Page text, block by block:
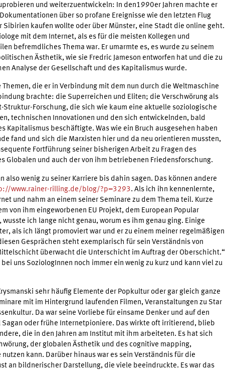
und weiterzuentwickeln: In den1990er Jahren machte er
über so profane Ereignisse wie den letzten Flug
Sibirien kaufen wollte oder über Münster, eine Stadt die online geht.
mit dem Internet, als es für die meisten Kollegen und
befremdliches Thema war. Er umarmte es, es wurde zu seinem
Ästhetik, wie sie Fredric Jameson entworfen hat und die zu
Analyse der Gesellschaft und des Kapitalismus wurde.
Themen, die er in Verbindung mit dem nun durch die Weltmaschine
brachte: die Superreichen und Eliten; die Verschwörung als
Forschung, die sich wie kaum eine aktuelle soziologische
technischen Innovationen und den sich entwickelnden, bald
Kapitalismus beschäftigte. Was wie ein Bruch ausgesehen haben
fand und sich die Marxisten hier und da neu orientieren mussten,
Fortführung seiner bisherigen Arbeit zu Fragen des
Globalen und auch der von ihm betriebenen Friedensforschung.
also wenig zu seiner Karriere bis dahin sagen. Das können andere
www.rainer-rilling.de/blog/?p=3293. Als ich ihn kennenlernte,
und nahm an einem seiner Seminare zu dem Thema teil. Kurze
von ihm eingeworbenen EU Projekt, dem European Popular
ich lange nicht genau, worum es ihm genau ging. Einige
als ich längt promoviert war und er zu einem meiner regelmäßigen
Gesprächen steht exemplarisch für sein Verständnis von
überwacht die Unterschicht im Auftrag der Oberschicht.“
uns SoziologInnen noch immer ein wenig zu kurz und kann viel zu
sehr häufig Elemente der Popkultur oder gar gleich ganze
mit im Hintergrund laufenden Filmen, Veranstaltungen zu Star
Da war seine Vorliebe für einsame Denker und auf den
Sagan oder frühe Internetpioniere. Das wirkte oft irritierend, blieb
die in den Jahren am Institut mit ihm arbeiteten. Es hat sich
der globalen Ästhetik und des cognitive mapping,
kann. Darüber hinaus war es sein Verständnis für die
an bildnerischer Darstellung, die viele beeindruckte. Es war das